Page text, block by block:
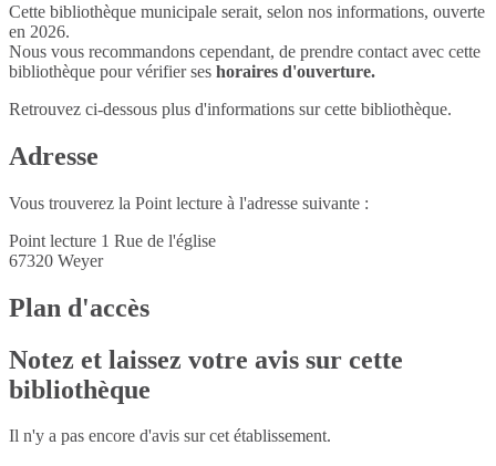
Cette bibliothèque municipale serait, selon nos informations, ouverte
en 2026.
Nous vous recommandons cependant, de prendre contact avec cette
bibliothèque pour vérifier ses horaires d'ouverture.
Retrouvez ci-dessous plus d'informations sur cette bibliothèque.
Adresse
Vous trouverez la Point lecture à l'adresse suivante :
Point lecture 1 Rue de l'église
67320 Weyer
Plan d'accès
Notez et laissez votre avis sur cette
bibliothèque
Il n'y a pas encore d'avis sur cet établissement.